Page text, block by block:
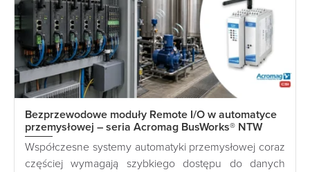
Bezprzewodowe moduły Remote I/O w automatyce
przemysłowej – seria Acromag BusWorks® NTW
Współczesne systemy automatyki przemysłowej coraz
częściej wymagają szybkiego dostępu do danych